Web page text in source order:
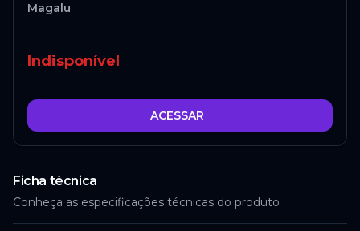
Magalu
Indisponível
ACESSAR
Ficha técnica
Conheça as especificações técnicas do produto